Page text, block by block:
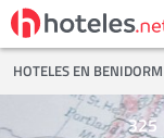
HOTELES EN BENIDORM
325